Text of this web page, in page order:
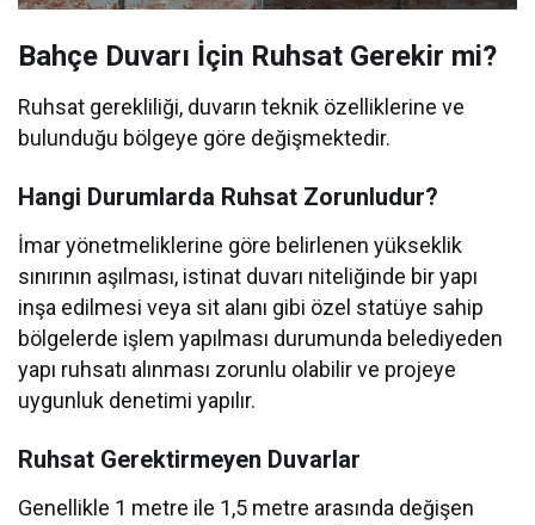
Bahçe Duvarı İçin Ruhsat Gerekir mi?
Ruhsat gerekliliği, duvarın teknik özelliklerine ve
bulunduğu bölgeye göre değişmektedir.
Hangi Durumlarda Ruhsat Zorunludur?
İmar yönetmeliklerine göre belirlenen yükseklik
sınırının aşılması, istinat duvarı niteliğinde bir yapı
inşa edilmesi veya sit alanı gibi özel statüye sahip
bölgelerde işlem yapılması durumunda belediyeden
yapı ruhsatı alınması zorunlu olabilir ve projeye
uygunluk denetimi yapılır.
Ruhsat Gerektirmeyen Duvarlar
Genellikle 1 metre ile 1,5 metre arasında değişen